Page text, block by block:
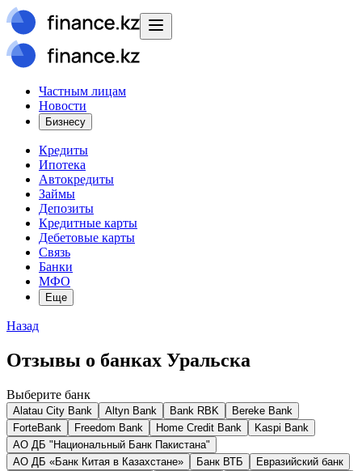
Частным лицам
Новости
Бизнесу
Кредиты
Ипотека
Автокредиты
Займы
Депозиты
Кредитные карты
Дебетовые карты
Связь
Банки
МФО
Еще
Назад
Отзывы о банках Уральска
Выберите банк
Alatau City Bank Altyn Bank Bank RBK
Bereke Bank
ForteBank
Freedom Bank Home Credit Bank
Kaspi Bank
АО ДБ "Национальный Банк Пакистана"
АО ДБ «Банк Китая в Казахстане»
Банк ВТБ
Евразийский банк